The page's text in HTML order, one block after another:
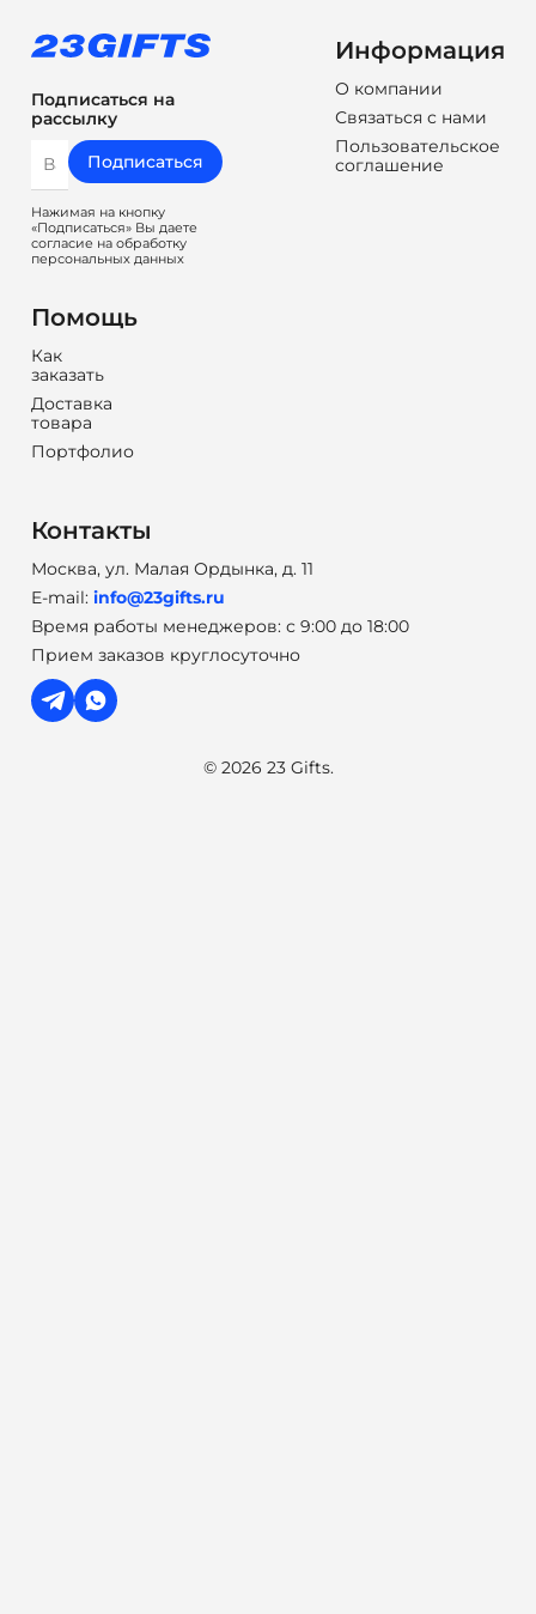
Подписаться на
рассылку
Подписаться
Нажимая на кнопку
«Подписаться» Вы даете
согласие на обработку
персональных данных
Информация
О компании
Связаться с нами
Пользовательское
соглашение
Помощь
Как
заказать
Доставка
товара
Портфолио
Контакты
Москва, ул. Малая Ордынка, д. 11
E-mail: info@23gifts.ru
Время работы менеджеров: с 9:00 до 18:00
Прием заказов круглосуточно
© 2026 23 Gifts.